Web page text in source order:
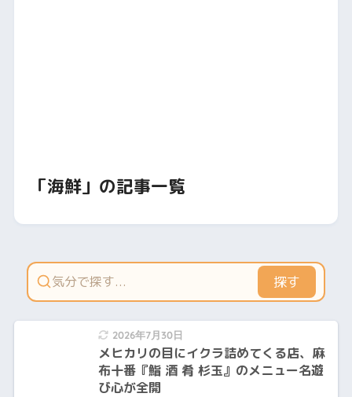
「海鮮」の記事一覧
探す
2026年7月30日
メヒカリの目にイクラ詰めてくる店、麻
布十番『鮨 酒 肴 杉玉』のメニュー名遊
び心が全開